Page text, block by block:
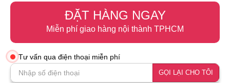
ĐẶT HÀNG NGAY
Miễn phí giao hàng nội thành TPHCM
Tư vấn qua điện thoại miễn phí
GỌI LẠI CHO TÔI